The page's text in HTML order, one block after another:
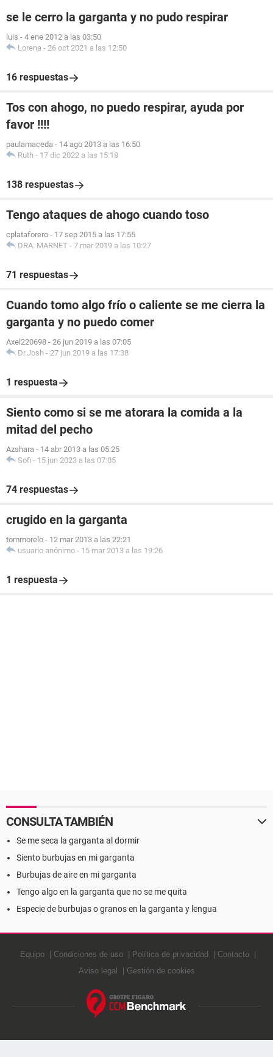
se le cerro la garganta y no pudo respirar
luis - 4 ene 2012 a las 03:50
Lorena - 26 oct 2021 a las 12:50
16 respuestas
Tos con ahogo, no puedo respirar, ayuda por
favor !!!!
paulamaceda - 14 ago 2013 a las 16:50
Ruth - 17 dic 2022 a las 15:18
138 respuestas
Tengo ataques de ahogo cuando toso
cplataforero - 17 sep 2015 a las 17:55
DRA. MARNET - 7 mar 2019 a las 10:27
71 respuestas
Cuando tomo algo frío o caliente se me cierra la
garganta y no puedo comer
Axel220698 - 26 jun 2019 a las 07:05
Dr.Josh - 27 jun 2019 a las 17:38
1 respuesta
Siento como si se me atorara la comida a la
mitad del pecho
Azshara - 14 abr 2013 a las 05:25
Sofi - 15 jun 2023 a las 07:05
74 respuestas
crugido en la garganta
tommorelo - 12 mar 2013 a las 22:21
usuario anónimo - 15 mar 2013 a las 19:26
1 respuesta
CONSULTA TAMBIÉN
Se me seca la garganta al dormir
Siento burbujas en mi garganta
Burbujas de aire en mi garganta
Tengo algo en la garganta que no se me quita
Especie de burbujas o granos en la garganta y lengua
Equipo Condiciones de uso Política de privacidad
Contacto
Aviso legal
Gestión de cookies